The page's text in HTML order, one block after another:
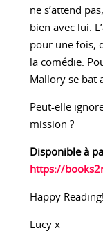
ne s’attend
bien avec lui.
pour une fois,
la comédie.
Mallory se bat
Peut-elle
mission ?
Disponible à
https://
Happy Reading!
Lucy x